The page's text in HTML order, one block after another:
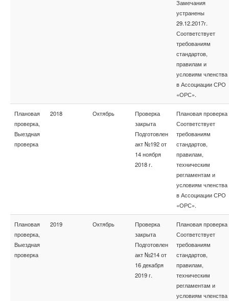
Замечания
устранены
29.12.2017г.
Соответствует
требованиям
стандартов,
правилам и
условиям членства
в Ассоциации СРО
«ОРС».
Плановая
проверка,
Выездная
проверка
2018 Октябрь
Проверка
закрыта
Подготовлен
акт №192 от
14 ноября
2018 г.
Плановая проверка
Соответствует
требованиям
стандартов,
правилам,
техническим
регламентам и
условиям членства
в Ассоциации СРО
«ОРС».
Плановая
проверка,
Выездная
проверка
2019 Октябрь
Проверка
закрыта
Подготовлен
акт №214 от
16 декабря
2019 г.
Плановая проверка
Соответствует
требованиям
стандартов,
правилам,
техническим
регламентам и
условиям членства